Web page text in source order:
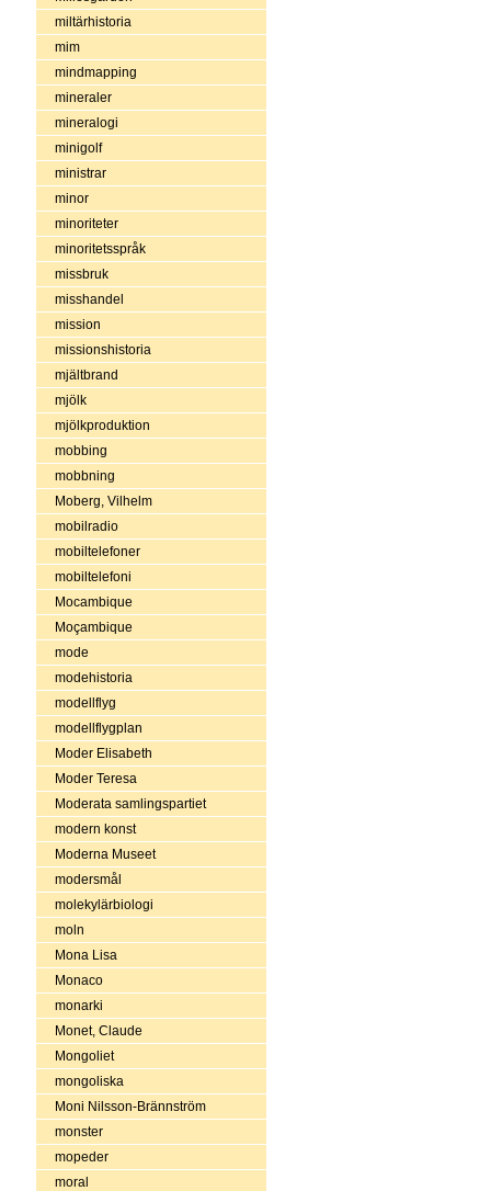
miltärhistoria
mim
mindmapping
mineraler
mineralogi
minigolf
ministrar
minor
minoriteter
minoritetsspråk
missbruk
misshandel
mission
missionshistoria
mjältbrand
mjölk
mjölkproduktion
mobbing
mobbning
Moberg, Vilhelm
mobilradio
mobiltelefoner
mobiltelefoni
Mocambique
Moçambique
mode
modehistoria
modellflyg
modellflygplan
Moder Elisabeth
Moder Teresa
Moderata samlingspartiet
modern konst
Moderna Museet
modersmål
molekylärbiologi
moln
Mona Lisa
Monaco
monarki
Monet, Claude
Mongoliet
mongoliska
Moni Nilsson-Brännström
monster
mopeder
moral